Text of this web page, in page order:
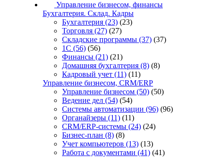
Управление бизнесом, финансы
Бухгалтерия. Склад. Кадры
Бухгалтерия (23) (23)
Торговля (27) (27)
Складские программы (37) (37)
1С (56) (56)
Финансы (21) (21)
Домашняя бухгалтерия (8) (8)
Кадровый учет (11) (11)
Управление бизнесом, CRM/ERP
Управление бизнесом (50) (50)
Ведение дел (54) (54)
Системы автоматизации (96) (96)
Органайзеры (11) (11)
CRM/ERP-системы (24) (24)
Бизнес-план (8) (8)
Учет компьютеров (13) (13)
Работа с документами (41) (41)